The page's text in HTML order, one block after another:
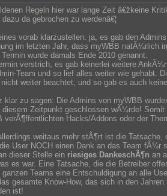
Regeln hier war lange Zeit â€žkeine
da gebrochen zu werdenâ€¦
vorab klarzustellen: ja, es gab den
im letzten Jahr, dass myWBB natÃ¼rlich
wurde damals Ende 2010 genannt.
verstrich, es gab keinerlei weitere
Team und so lief alles weiter wie gehabt.
weiter beachtet, und so gab es auch
klar zu sagen: Die Admins von myWBB
diesem Zeitpunkt geschlossen wÃ¼rde!
verÃ¶ffentlichten Hacks/Addons oder der
weitaus mehr stÃ¶rt ist die
User NOCH einen Dank an das Team fÃ¼r
dieser Stelle ein riesiges DankeschÃ¶n an
es war. Eine Tatsache, die die Betreiber
ganzen Teams eine Entschuldigung an alle
gesamte Know-How, das sich in den
ist!